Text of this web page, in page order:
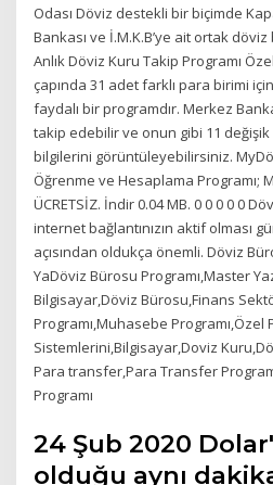
Odası Döviz destekli bir biçimde
Bankası ve İ.M.K.B’ye ait ortak
Anlık Döviz Kuru Takip Programı
çapında 31 adet farklı para birimi
faydalı bir programdır. Merkez
takip edebilir ve onun gibi 11
bilgilerini görüntüleyebilirsiniz.
Öğrenme ve Hesaplama Programı;
ÜCRETSİZ. İndir 0.04 MB. 0 0 0 0 0
internet bağlantınızın aktif olması
açısından oldukça önemli. Döviz
YaDöviz Bürosu Programı,Master
Bilgisayar,Döviz Bürosu,Finans
Programı,Muhasebe
Sistemlerini,Bilgisayar,Doviz
Para transfer,Para Transfer
Programı
24 Şub 2020
olduğu aynı